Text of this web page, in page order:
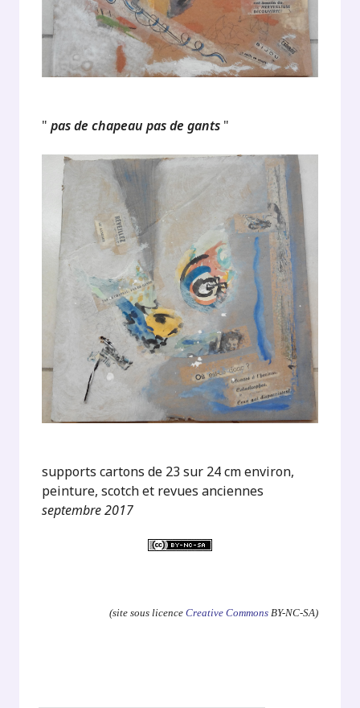
" pas de chapeau pas de gants "
supports cartons de 23 sur 24 cm environ,
peinture, scotch et revues anciennes
septembre 2017
(site sous licence Creative CommonsBY-NC-SA)